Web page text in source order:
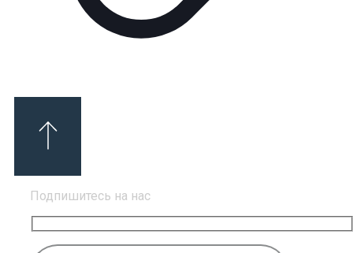
Подпишитесь на нас